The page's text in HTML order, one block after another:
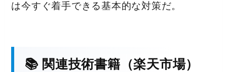
は今すぐ着手できる基本的な対策だ。
📚 関連技術書籍（楽天市場）